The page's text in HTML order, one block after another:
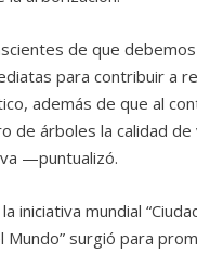
de que
para contribuir a
además de que al
de árboles la calidad de
—puntualizó.
iniciativa mundial
Mundo” surgió para